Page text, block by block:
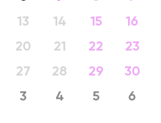
13 14 15
16
20 21 22
23
27 28 29
30
3 4 5 6